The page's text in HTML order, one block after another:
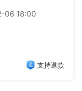
06 18:00
支持退款